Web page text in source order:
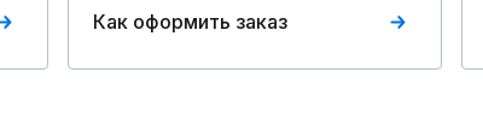
Как оформить заказ